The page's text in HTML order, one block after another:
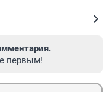
первым!